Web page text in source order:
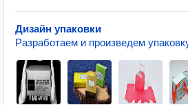
Дизайн упаковки
Разработаем и произведем